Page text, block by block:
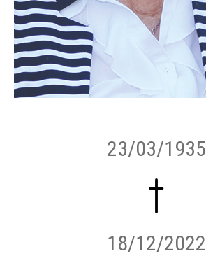
23/03/1935
18/12/2022